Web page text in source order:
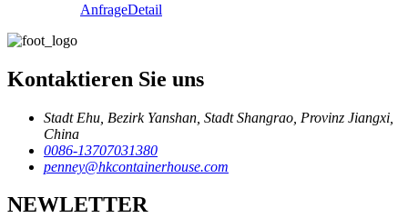
AnfrageDetail
Kontaktieren Sie uns
Stadt Ehu, Bezirk Yanshan, Stadt Shangrao, Provinz Jiangxi,
China
0086-13707031380
penney@hkcontainerhouse.com
NEWLETTER